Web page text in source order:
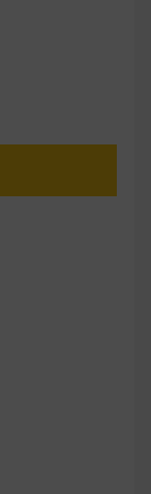
Do tego
ciekawą